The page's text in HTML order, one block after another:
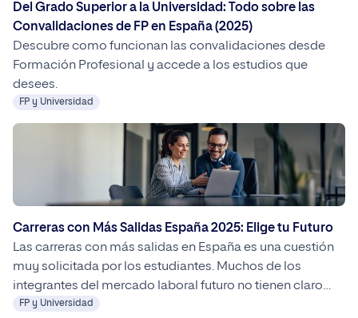
Del Grado Superior a la Universidad: Todo sobre las
Convalidaciones de FP en España (2025)
Descubre como funcionan las convalidaciones desde
Formación Profesional y accede a los estudios que
desees.
FP y Universidad
Carreras con Más Salidas España 2025: Elige tu Futuro
Las carreras con más salidas en España es una cuestión
muy solicitada por los estudiantes. Muchos de los
integrantes del mercado laboral futuro no tienen claro
que desean hacer hasta el último momento. Por ello,
FP y Universidad